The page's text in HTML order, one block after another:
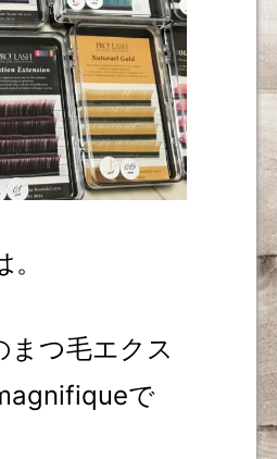
まつ毛エクス
で